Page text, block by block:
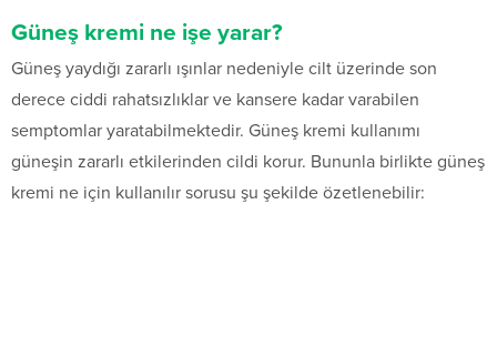
Güneş kremi ne işe yarar?
Güneş yaydığı zararlı ışınlar nedeniyle cilt üzerinde son
derece ciddi rahatsızlıklar ve kansere kadar varabilen
semptomlar yaratabilmektedir. Güneş kremi kullanımı
güneşin zararlı etkilerinden cildi korur. Bununla birlikte güneş
kremi ne için kullanılır sorusu şu şekilde özetlenebilir: